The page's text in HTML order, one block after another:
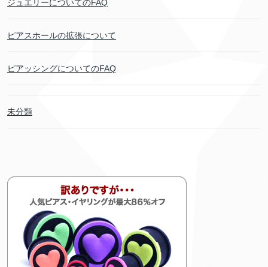
ジュエリーについてのFAQ
ピアスホールの拡張について
ピアッシングについてのFAQ
未分類